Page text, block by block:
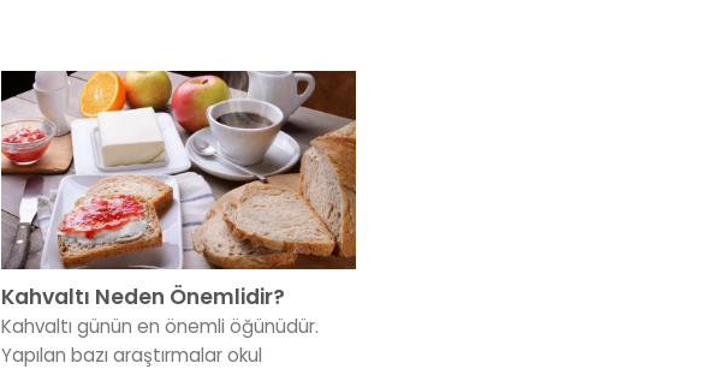
Kahvaltı Neden Önemlidir?
Kahvaltı günün en önemli öğünüdür.
Yapılan bazı araştırmalar okul